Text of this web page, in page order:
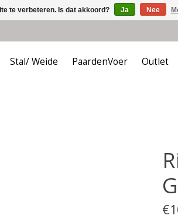
Stal/ Weide PaardenVoer Outlet
te verbeteren. Is dat akkoord? Ja Nee